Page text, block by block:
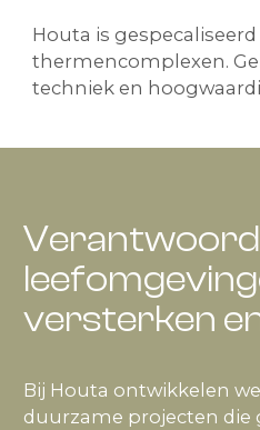
Houta is
thermencomplexen.
techniek en
versterken
Bij Houta ontwikkelen
duurzame projecten die